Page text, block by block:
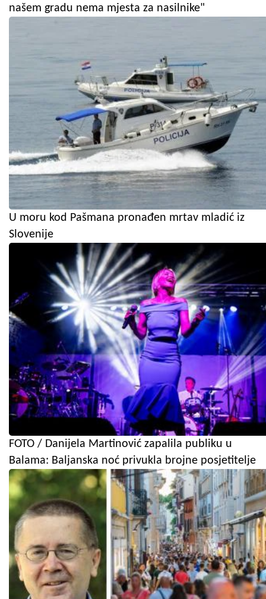
našem gradu nema mjesta za nasilnike"
U moru kod Pašmana pronađen mrtav mladić iz
Slovenije
FOTO / Danijela Martinović zapalila publiku u
Balama: Baljanska noć privukla brojne posjetitelje